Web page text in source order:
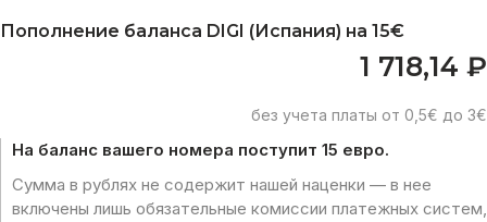
Пополнение баланса DIGI (Испания) на 15€
1 718,14 ₽
без учета платы от 0,5€ до 3€
На баланс вашего номера поступит 15 евро.
Сумма в рублях не содержит нашей наценки — в нее
включены лишь обязательные комиссии платежных систем,